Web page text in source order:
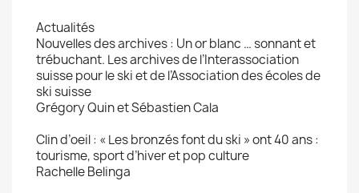
Actualités
Nouvelles des archives : Un or blanc … sonnant et
trébuchant. Les archives de l’Interassociation
suisse pour le ski et de l’Association des écoles de
ski suisse
Grégory Quin et Sébastien Cala
Clin d’oeil : « Les bronzés font du ski » ont 40 ans :
tourisme, sport d’hiver et pop culture
Rachelle Belinga